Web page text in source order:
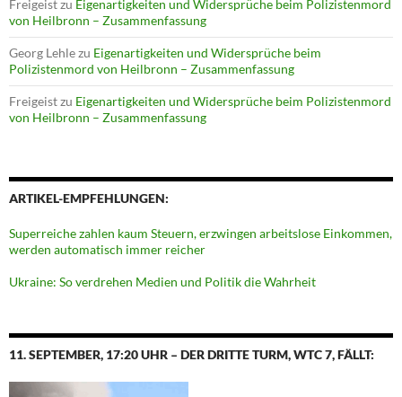
Freigeistzu Eigenartigkeiten und Widersprüche beim Polizistenmord
von Heilbronn – Zusammenfassung
Georg Lehlezu Eigenartigkeiten und Widersprüche beim
Polizistenmord von Heilbronn – Zusammenfassung
Freigeistzu Eigenartigkeiten und Widersprüche beim Polizistenmord
von Heilbronn – Zusammenfassung
ARTIKEL-EMPFEHLUNGEN:
Superreiche zahlen kaum Steuern, erzwingen arbeitslose Einkommen,
werden automatisch immer reicher
Ukraine: So verdrehen Medien und Politik die Wahrheit
11. SEPTEMBER, 17:20 UHR – DER DRITTE TURM, WTC 7, FÄLLT: